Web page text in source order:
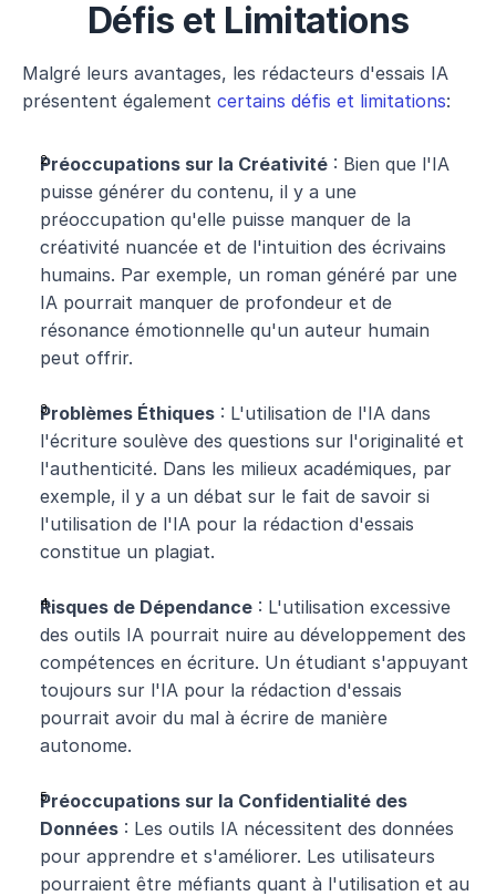
Défis et Limitations
Malgré leurs avantages, les rédacteurs d'essais IA
présentent également certains défis et limitations:
Préoccupations sur la Créativité : Bien que l'IA
puisse générer du contenu, il y a une
préoccupation qu'elle puisse manquer de la
créativité nuancée et de l'intuition des écrivains
humains. Par exemple, un roman généré par une
IA pourrait manquer de profondeur et de
résonance émotionnelle qu'un auteur humain
peut offrir.
Problèmes Éthiques : L'utilisation de l'IA dans
l'écriture soulève des questions sur l'originalité et
l'authenticité. Dans les milieux académiques, par
exemple, il y a un débat sur le fait de savoir si
l'utilisation de l'IA pour la rédaction d'essais
constitue un plagiat.
Risques de Dépendance : L'utilisation excessive
des outils IA pourrait nuire au développement des
compétences en écriture. Un étudiant s'appuyant
toujours sur l'IA pour la rédaction d'essais
pourrait avoir du mal à écrire de manière
autonome.
Préoccupations sur la Confidentialité des
Données : Les outils IA nécessitent des données
pour apprendre et s'améliorer. Les utilisateurs
pourraient être méfiants quant à l'utilisation et au